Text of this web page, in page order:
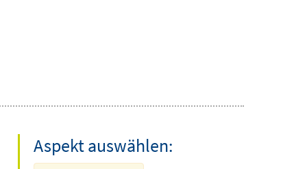
Aspekt auswählen: